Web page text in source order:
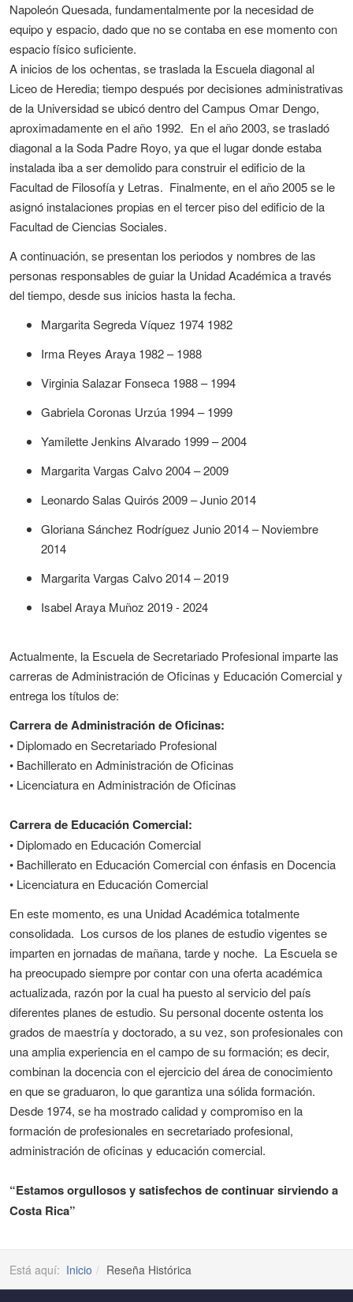
Napoleón Quesada, fundamentalmente por la necesidad de
equipo y espacio, dado que no se contaba en ese momento con
espacio físico suficiente.
A inicios de los ochentas, se traslada la Escuela diagonal al
Liceo de Heredia; tiempo después por decisiones administrativas
de la Universidad se ubicó dentro del Campus Omar Dengo,
aproximadamente en el año 1992. En el año 2003, se trasladó
diagonal a la Soda Padre Royo, ya que el lugar donde estaba
instalada iba a ser demolido para construir el edificio de la
Facultad de Filosofía y Letras. Finalmente, en el año 2005 se le
asignó instalaciones propias en el tercer piso del edificio de la
Facultad de Ciencias Sociales.
A continuación, se presentan los periodos y nombres de las
personas responsables de guiar la Unidad Académica a través
del tiempo, desde sus inicios hasta la fecha.
Margarita Segreda Víquez 1974 1982
Irma Reyes Araya 1982 – 1988
Virginia Salazar Fonseca 1988 – 1994
Gabriela Coronas Urzúa 1994 – 1999
Yamilette Jenkins Alvarado 1999 – 2004
Margarita Vargas Calvo 2004 – 2009
Leonardo Salas Quirós 2009 – Junio 2014
Gloriana Sánchez Rodríguez Junio 2014 – Noviembre
2014
Margarita Vargas Calvo 2014 – 2019
Isabel Araya Muñoz 2019 - 2024
Actualmente, la Escuela de Secretariado Profesional imparte las
carreras de Administración de Oficinas y Educación Comercial y
entrega los títulos de:
Carrera de Administración de Oficinas:
• Diplomado en Secretariado Profesional
• Bachillerato en Administración de Oficinas
• Licenciatura en Administración de Oficinas
Carrera de Educación Comercial:
• Diplomado en Educación Comercial
• Bachillerato en Educación Comercial con énfasis en Docencia
• Licenciatura en Educación Comercial
En este momento, es una Unidad Académica totalmente
consolidada. Los cursos de los planes de estudio vigentes se
imparten en jornadas de mañana, tarde y noche. La Escuela se
ha preocupado siempre por contar con una oferta académica
actualizada, razón por la cual ha puesto al servicio del país
diferentes planes de estudio. Su personal docente ostenta los
grados de maestría y doctorado, a su vez, son profesionales con
una amplia experiencia en el campo de su formación; es decir,
combinan la docencia con el ejercicio del área de conocimiento
en que se graduaron, lo que garantiza una sólida formación.
Desde 1974, se ha mostrado calidad y compromiso en la
formación de profesionales en secretariado profesional,
administración de oficinas y educación comercial.
“Estamos orgullosos y satisfechos de continuar sirviendo a
Costa Rica”
Está aquí: Inicio Reseña Histórica